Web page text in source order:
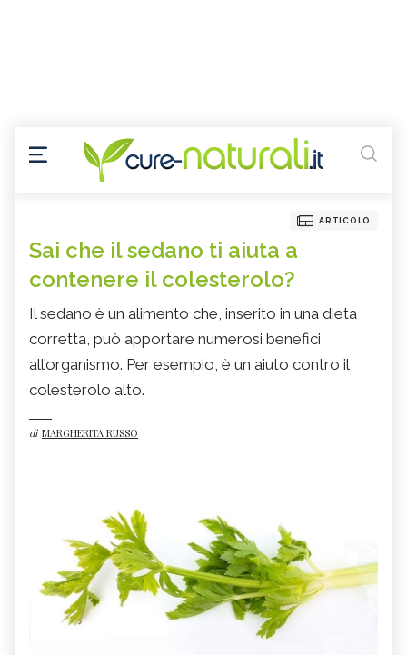
ARTICOLO
Sai che il sedano ti aiuta a
contenere il colesterolo?
Il sedano è un alimento che, inserito in una dieta
corretta, può apportare numerosi benefici
all’organismo. Per esempio, è un aiuto contro il
colesterolo alto.
di MARGHERITA RUSSO